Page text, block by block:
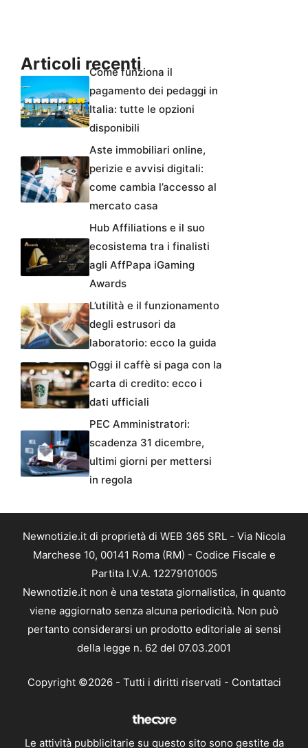
Articoli recenti
Come funziona il
pagamento dei pedaggi in
Italia: tutte le opzioni
disponibili
Aste immobiliari online,
perizie e avvisi digitali:
come cambia l’accesso al
mercato casa
Hub Affiliations e il suo
ecosistema tra i finalisti
agli AffPapa iGaming
Awards
L’utilità e il funzionamento
degli estrusori da
laboratorio: ecco la guida
Oggi il caffè si paga con la
carta di credito: ecco i
dati ufficiali
PEC Amministratori:
scadenza 31 dicembre,
ultimi giorni per mettersi
in regola
Newnotizie.it di proprietà di WEB 365 SRL - Via Nicola
Marchese 10, 00141 Roma (RM) - Codice Fiscale e
Partita I.V.A. 12279101005
Newnotizie.it non è una testata giornalistica, in quanto
viene aggiornato senza alcuna periodicità. Non può
pertanto considerarsi un prodotto editoriale ai sensi
della legge n. 62 del 07.03.2001
Copyright ©2026 - Tutti i diritti riservati - Contattaci
Le attività pubblicitarie su questo sito sono gestite da